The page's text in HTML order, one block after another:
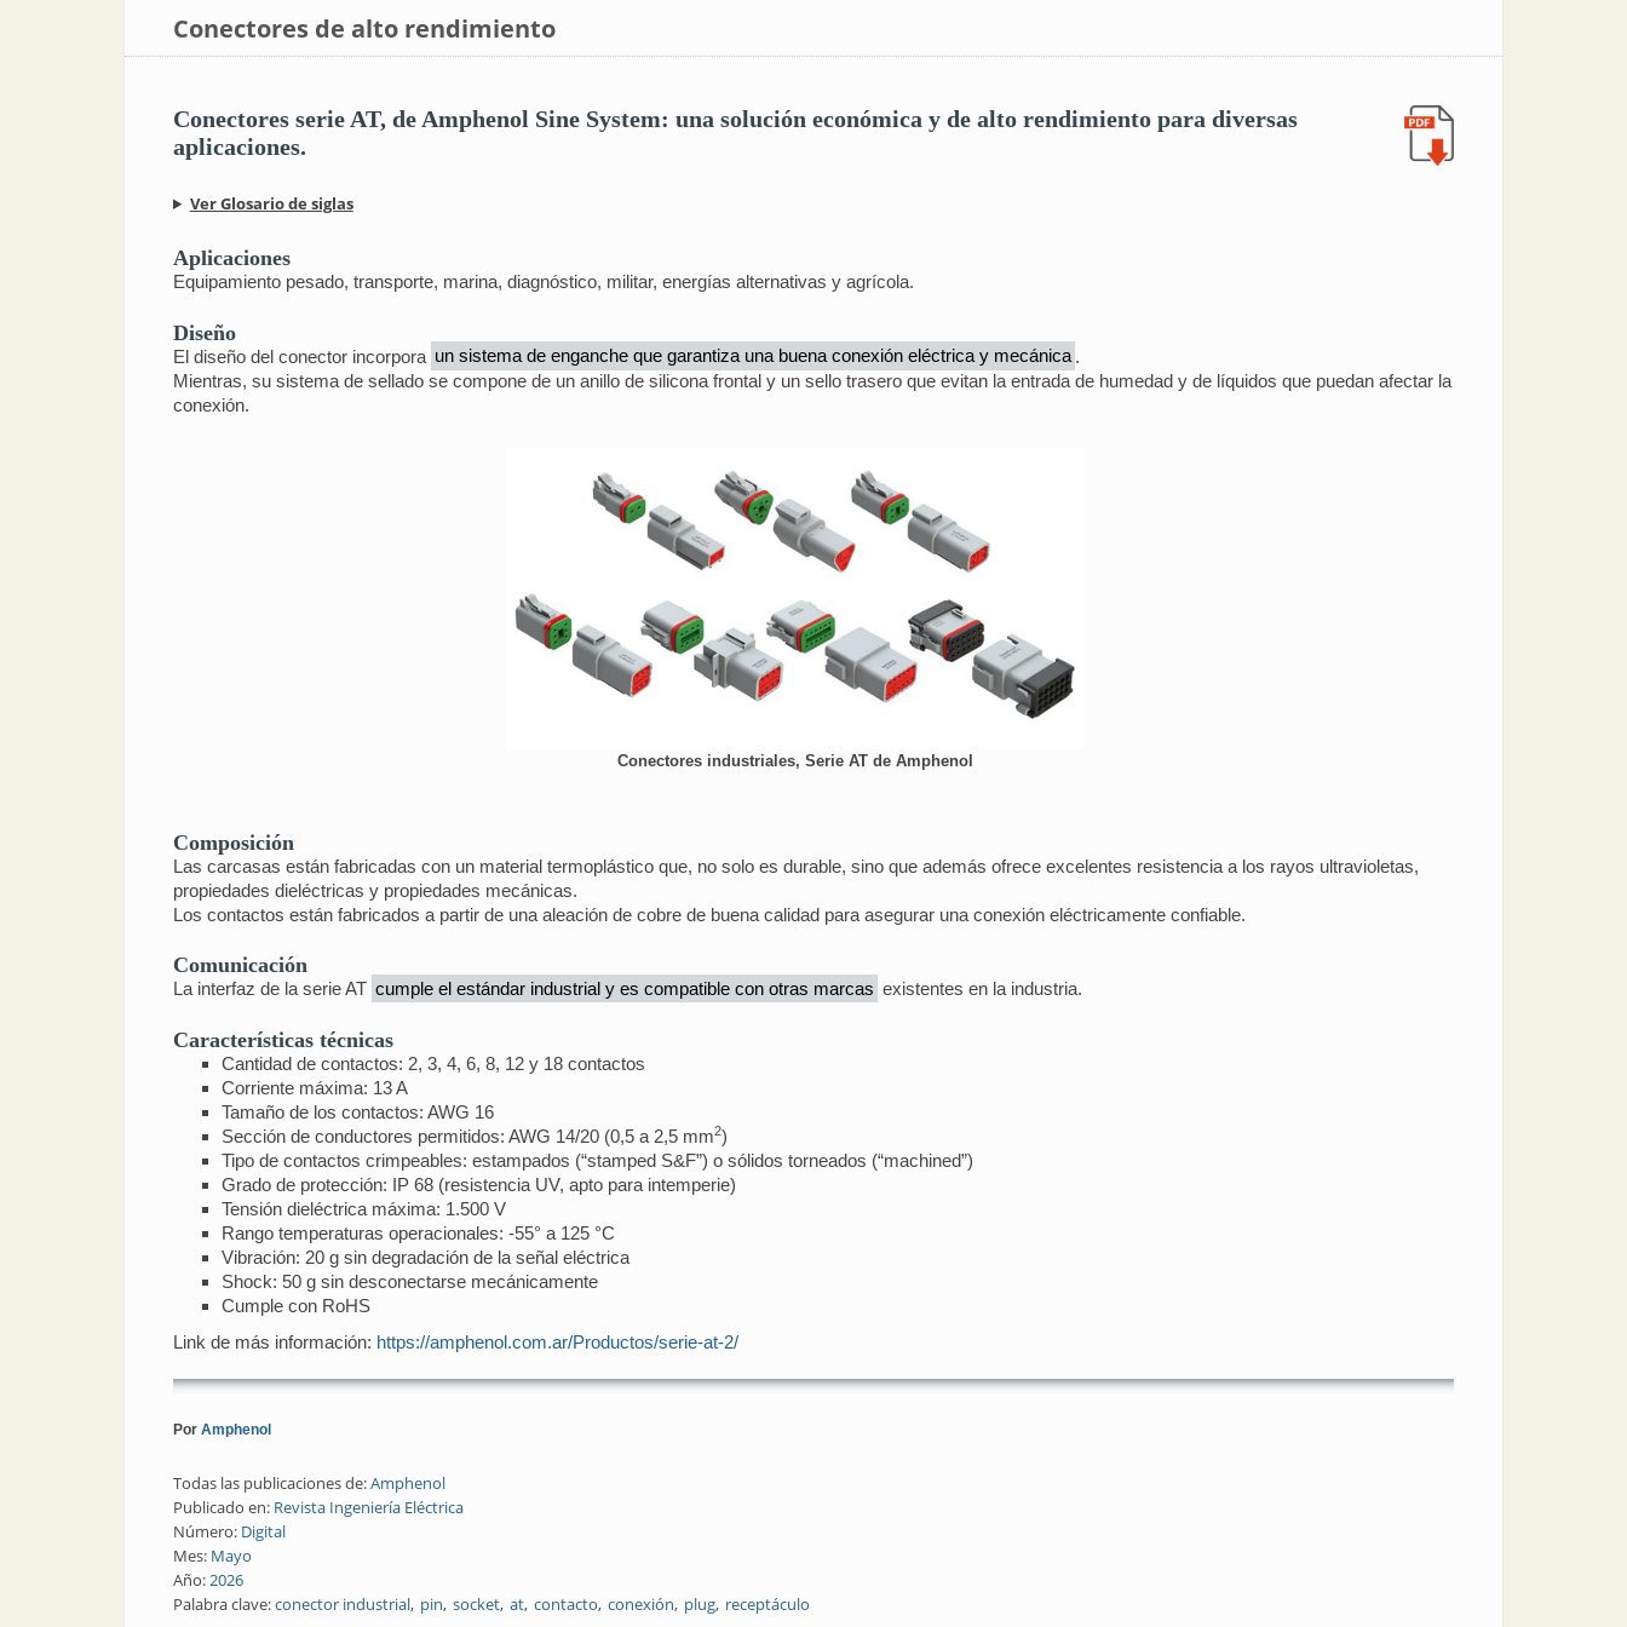
Conectores de alto rendimiento
Conectores serie AT, de Amphenol Sine System: una solución económica y de alto rendimiento para diversas
aplicaciones.
Ver Glosario de siglas
Aplicaciones
Equipamiento pesado, transporte, marina, diagnóstico, militar, energías alternativas y agrícola.
Diseño
El diseño del conector incorpora un sistema de enganche que garantiza una buena conexión eléctrica y mecánica .
Mientras, su sistema de sellado se compone de un anillo de silicona frontal y un sello trasero que evitan la entrada de humedad y de líquidos que puedan afectar la
conexión.
Conectores industriales, Serie AT de Amphenol
Composición
Las carcasas están fabricadas con un material termoplástico que, no solo es durable, sino que además ofrece excelentes resistencia a los rayos ultravioletas,
propiedades dieléctricas y propiedades mecánicas.
Los contactos están fabricados a partir de una aleación de cobre de buena calidad para asegurar una conexión eléctricamente confiable.
Comunicación
La interfaz de la serie AT cumple el estándar industrial y es compatible con otras marcas existentes en la industria.
Características técnicas
Cantidad de contactos: 2, 3, 4, 6, 8, 12 y 18 contactos
Corriente máxima: 13 A
Tamaño de los contactos: AWG 16
Sección de conductores permitidos: AWG 14/20 (0,5 a 2,5 mm2)
Tipo de contactos crimpeables: estampados (“stamped S&F”) o sólidos torneados (“machined”)
Grado de protección: IP 68 (resistencia UV, apto para intemperie)
Tensión dieléctrica máxima: 1.500 V
Rango temperaturas operacionales: -55° a 125 °C
Vibración: 20 g sin degradación de la señal eléctrica
Shock: 50 g sin desconectarse mecánicamente
Cumple con RoHS
Link de más información: https://amphenol.com.ar/Productos/serie-at-2/
Por Amphenol
Todas las publicaciones de:Amphenol
Publicado en: Revista Ingeniería Eléctrica
Número: Digital
Mes: Mayo
Año:2026
Palabra clave:conector industrial pin socket at contacto conexión plug receptáculo